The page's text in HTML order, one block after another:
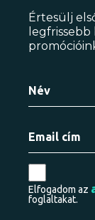
Értesülj
Elfogadom az
foglaltakat.